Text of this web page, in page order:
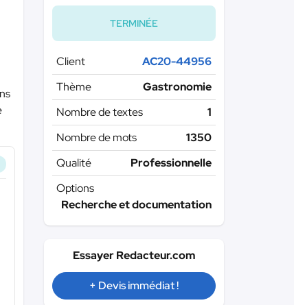
TERMINÉE
Client
AC20-44956
Thème
Gastronomie
Nombre de textes
1
Nombre de mots
1350
Qualité
Professionnelle
Options
Recherche et documentation
Essayer Redacteur.com
+ Devis immédiat !